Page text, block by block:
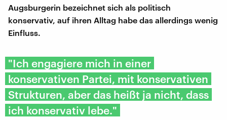
Augsburgerin bezeichnet sich als politisch
konservativ, auf ihren Alltag habe das allerdings wenig
Einfluss.
"Ich engagiere mich in einer
konservativen Partei, mit konservativen
Strukturen, aber das heißt ja nicht, dass
ich konservativ lebe."